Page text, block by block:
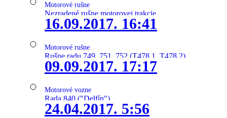
Motorové rušne
Nezradené rušne motorovej trakcie
16.09.2017. 16:41
Motorové rušne
Rušne radu 749, 751, 752 (T478.1, T478.2)
09.09.2017. 17:17
Motorové vozne
Rada 840 ("Delfín")
24.04.2017. 5:56